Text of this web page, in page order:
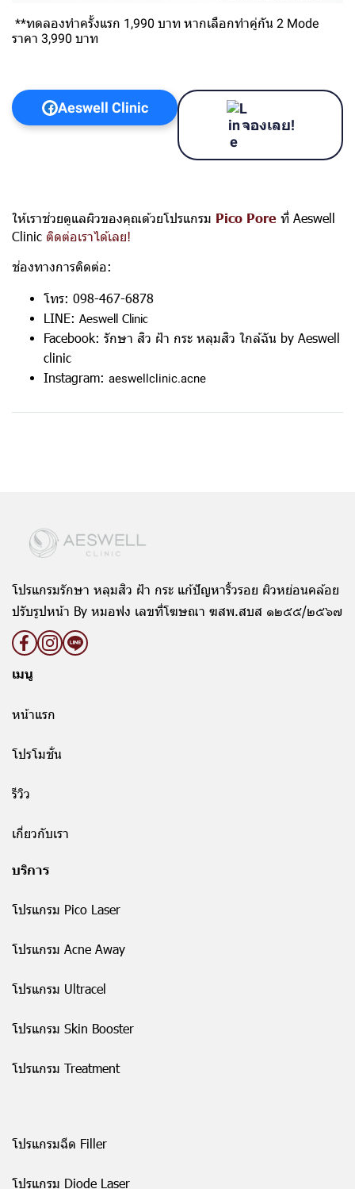
**ทดลองทำครั้งแรก 1,990 บาท หากเลือกทำคู่กัน 2 Mode
ราคา 3,990 บาท
Aeswell Clinic
จองเลย!
ให้เราช่วยดูแลผิวของคุณด้วยโปรแกรม Pico Pore ที่ Aeswell
Clinic ติดต่อเราได้เลย!
ช่องทางการติดต่อ:
โทร: 098-467-6878
LINE: Aeswell Clinic
Facebook: รักษา สิว ฝ้า กระ หลุมสิว ใกล้ฉัน by Aeswell
clinic
Instagram: aeswellclinic.acne
โปรแกรมรักษา หลุมสิว ฝ้า กระ แก้ปัญหาริ้วรอย ผิวหย่อนคล้อย
ปรับรูปหน้า By หมอฟง เลขที่โฆษณา ฆสพ.สบส ๑๒๕๕/๒๕๖๗
เมนู
หน้าแรก
โปรโมชั่น
รีวิว
เกี่ยวกับเรา
บริการ
โปรแกรม Pico Laser
โปรแกรม Acne Away
โปรแกรม Ultracel
โปรแกรม Skin Booster
โปรแกรม Treatment
โปรแกรมฉีด Filler
โปรแกรม Diode Laser